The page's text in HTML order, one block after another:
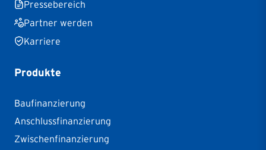
Pressebereich
Partner werden
Karriere
Produkte
Baufinanzierung
Anschlussfinanzierung
Zwischenfinanzierung